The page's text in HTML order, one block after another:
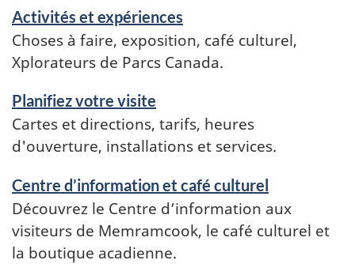
Activités et expériences
Choses à faire, exposition, café culturel,
Xplorateurs de Parcs Canada.
Planifiez votre visite
Cartes et directions, tarifs, heures
d'ouverture, installations et services.
Centre d’information et café culturel
Découvrez le Centre d’information aux
visiteurs de Memramcook, le café culturel et
la boutique acadienne.